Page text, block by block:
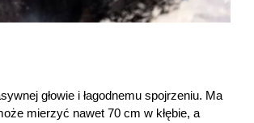
głowie i łagodnemu spojrzeniu. Ma
mierzyć nawet 70 cm w kłębie, a